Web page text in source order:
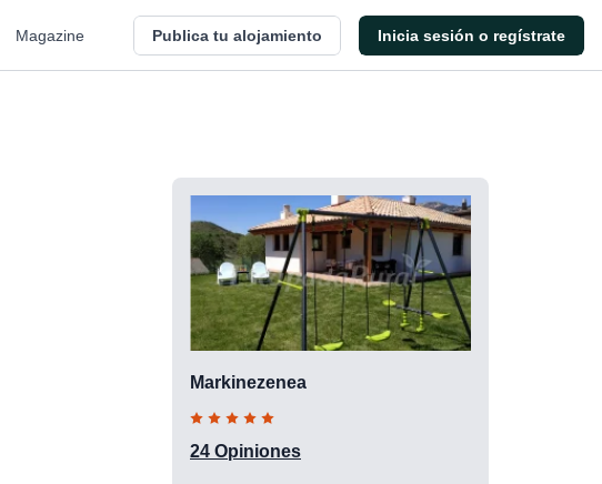
Magazine Publica tu alojamiento Inicia sesión o regístrate
Markinezenea
24 Opiniones